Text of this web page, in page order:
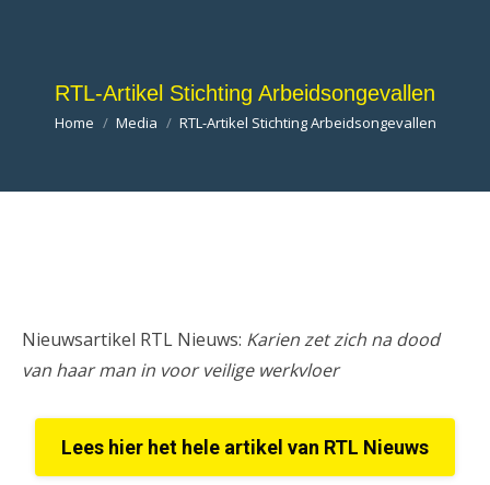
RTL-Artikel Stichting Arbeidsongevallen
Je bent hier:
Home Media RTL-Artikel Stichting Arbeidsongevallen
Nieuwsartikel RTL Nieuws: Karien zet zich na dood
van haar man in voor veilige werkvloer
Lees hier het hele artikel van RTL Nieuws